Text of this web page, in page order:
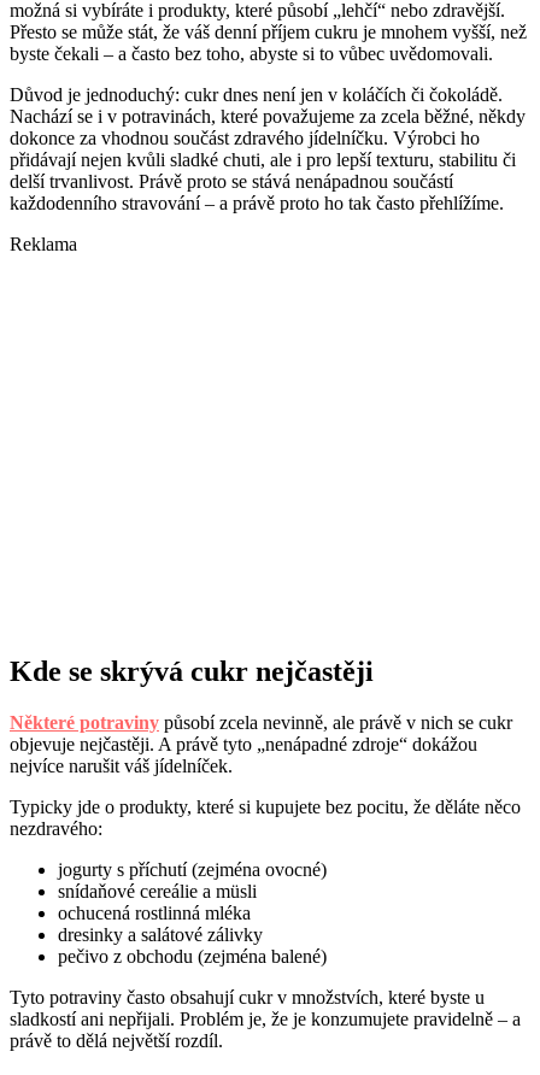
možná si vybíráte i produkty, které působí „lehčí“ nebo zdravější.
Přesto se může stát, že váš denní příjem cukru je mnohem vyšší, než
byste čekali – a často bez toho, abyste si to vůbec uvědomovali.
Důvod je jednoduchý: cukr dnes není jen v koláčích či čokoládě.
Nachází se i v potravinách, které považujeme za zcela běžné, někdy
dokonce za vhodnou součást zdravého jídelníčku. Výrobci ho
přidávají nejen kvůli sladké chuti, ale i pro lepší texturu, stabilitu či
delší trvanlivost. Právě proto se stává nenápadnou součástí
každodenního stravování – a právě proto ho tak často přehlížíme.
Reklama
Kde se skrývá cukr nejčastěji
Některé potraviny působí zcela nevinně, ale právě v nich se cukr
objevuje nejčastěji. A právě tyto „nenápadné zdroje“ dokážou
nejvíce narušit váš jídelníček.
Typicky jde o produkty, které si kupujete bez pocitu, že děláte něco
nezdravého:
jogurty s příchutí (zejména ovocné)
snídaňové cereálie a müsli
ochucená rostlinná mléka
dresinky a salátové zálivky
pečivo z obchodu (zejména balené)
Tyto potraviny často obsahují cukr v množstvích, které byste u
sladkostí ani nepřijali. Problém je, že je konzumujete pravidelně – a
právě to dělá největší rozdíl.